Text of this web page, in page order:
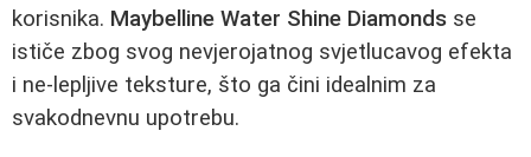
korisnika. Maybelline Water Shine Diamonds se
ističe zbog svog nevjerojatnog svjetlucavog efekta
i ne-lepljive teksture, što ga čini idealnim za
svakodnevnu upotrebu.